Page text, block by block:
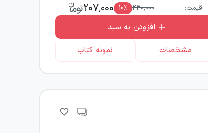
قیمت: 230,000
10٪ 207,000
افزودن به سبد
مشخصات
نمونه کتاب